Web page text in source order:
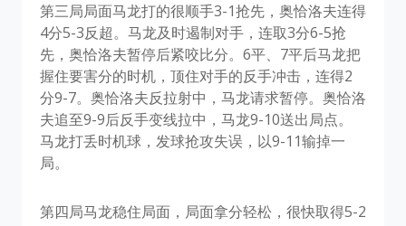
第三局局面马龙打的很顺手3-1抢先，奥恰洛夫连得
4分5-3反超。马龙及时遏制对手，连取3分6-5抢
先，奥恰洛夫暂停后紧咬比分。6平、7平后马龙把
握住要害分的时机，顶住对手的反手冲击，连得2
分9-7。奥恰洛夫反拉射中，马龙请求暂停。奥恰洛
夫追至9-9后反手变线拉中，马龙9-10送出局点。
马龙打丢时机球，发球抢攻失误，以9-11输掉一
局。
第四局马龙稳住局面，局面拿分轻松，很快取得5-2